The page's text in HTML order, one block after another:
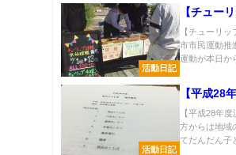
活動日記
【チュー
【チューリ
市市民運動推
運動が本日か
活動日記
【平成28
【平成28年
方からは地域
てだんだん子